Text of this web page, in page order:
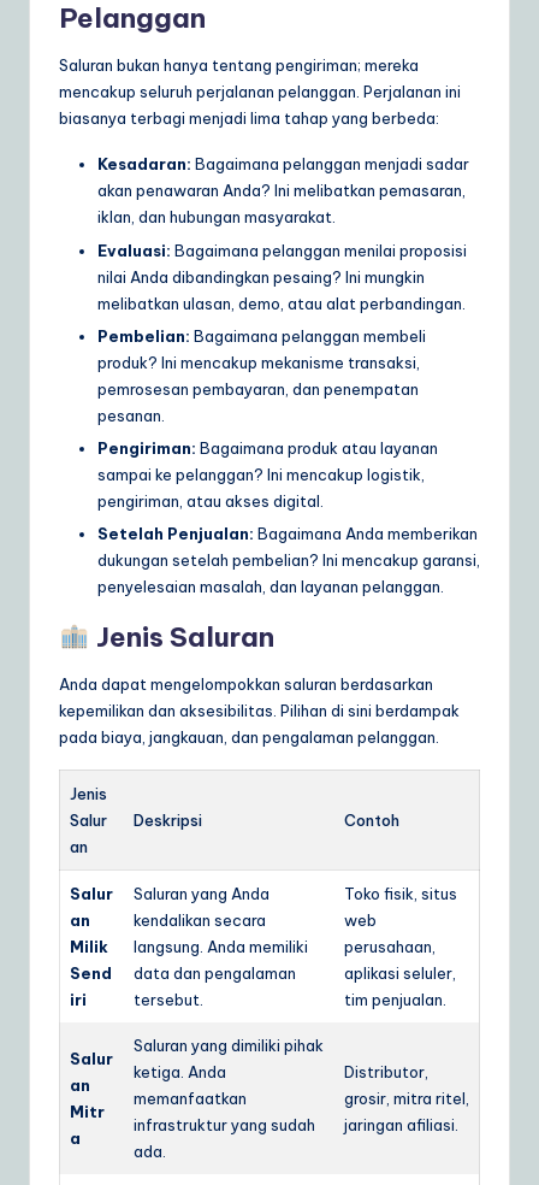
Pelanggan
Saluran bukan hanya tentang pengiriman; mereka
mencakup seluruh perjalanan pelanggan. Perjalanan ini
biasanya terbagi menjadi lima tahap yang berbeda:
Kesadaran: Bagaimana pelanggan menjadi sadar
akan penawaran Anda? Ini melibatkan pemasaran,
iklan, dan hubungan masyarakat.
Evaluasi: Bagaimana pelanggan menilai proposisi
nilai Anda dibandingkan pesaing? Ini mungkin
melibatkan ulasan, demo, atau alat perbandingan.
Pembelian: Bagaimana pelanggan membeli
produk? Ini mencakup mekanisme transaksi,
pemrosesan pembayaran, dan penempatan
pesanan.
Pengiriman: Bagaimana produk atau layanan
sampai ke pelanggan? Ini mencakup logistik,
pengiriman, atau akses digital.
Setelah Penjualan: Bagaimana Anda memberikan
dukungan setelah pembelian? Ini mencakup garansi,
penyelesaian masalah, dan layanan pelanggan.
Jenis Saluran
Anda dapat mengelompokkan saluran berdasarkan
kepemilikan dan aksesibilitas. Pilihan di sini berdampak
pada biaya, jangkauan, dan pengalaman pelanggan.
Jenis
Salur
an
Deskripsi Contoh
Salur
an
Milik
Send
iri
Saluran yang Anda
kendalikan secara
langsung. Anda memiliki
data dan pengalaman
tersebut.
Toko fisik, situs
web
perusahaan,
aplikasi seluler,
tim penjualan.
Salur
an
Mitr
a
Saluran yang dimiliki pihak
ketiga. Anda
memanfaatkan
infrastruktur yang sudah
ada.
Distributor,
grosir, mitra ritel,
jaringan afiliasi.